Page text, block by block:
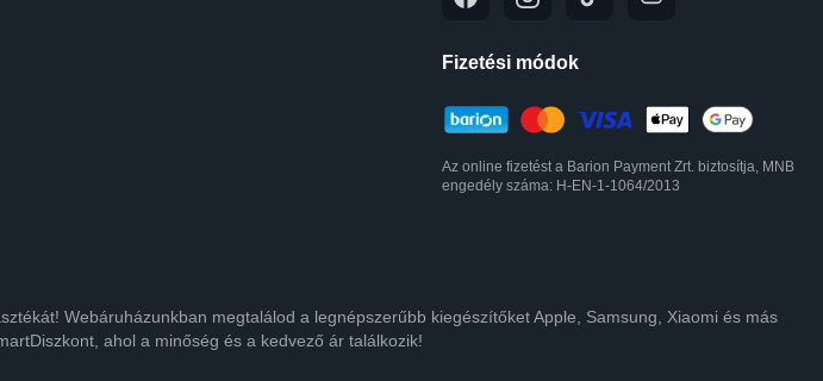
Fizetési módok
Az online fizetést a Barion Payment Zrt. biztosítja, MNB
engedély száma: H-EN-1-1064/2013
Webáruházunkban megtalálod a legnépszerűbb kiegészítőket Apple, Samsung, Xiaomi és más
ahol a minőség és a kedvező ár találkozik!